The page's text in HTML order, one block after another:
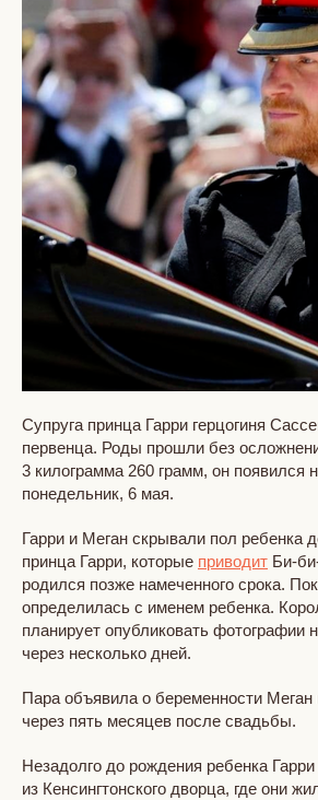
Супруга принца Гарри герцогиня
первенца. Роды прошли без
3 килограмма 260 грамм, он появился
понедельник, 6 мая.
Гарри и Меган скрывали пол ребенка
принца Гарри, которые приводит Би-
родился позже намеченного срока.
определилась с именем ребенка.
планирует опубликовать фотографии
через несколько дней.
Пара объявила о беременности Меган
через пять месяцев после свадьбы.
Незадолго до рождения ребенка
из Кенсингтонского дворца, где они